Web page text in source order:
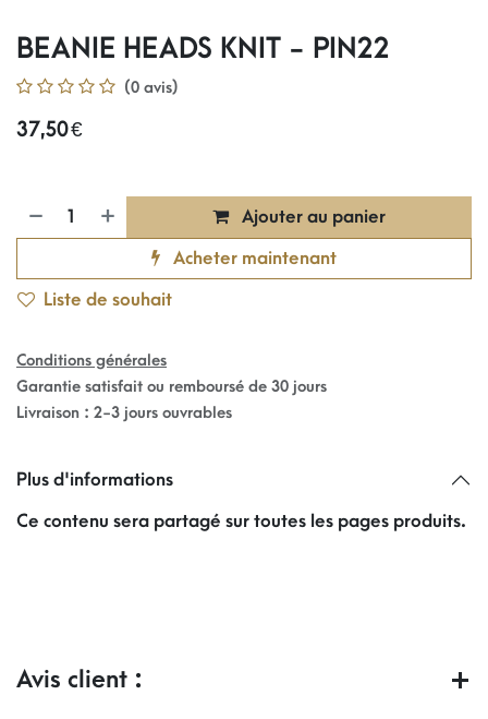
BEANIE HEADS KNIT - PIN22
(0 avis)
37,50€
Ajouter au panier
Acheter maintenant
Liste de souhait
Conditions générales
Garantie satisfait ou remboursé de 30 jours
Livraison : 2-3 jours ouvrables
Plus d'informations
Ce contenu sera partagé sur toutes les pages produits.
Avis client :